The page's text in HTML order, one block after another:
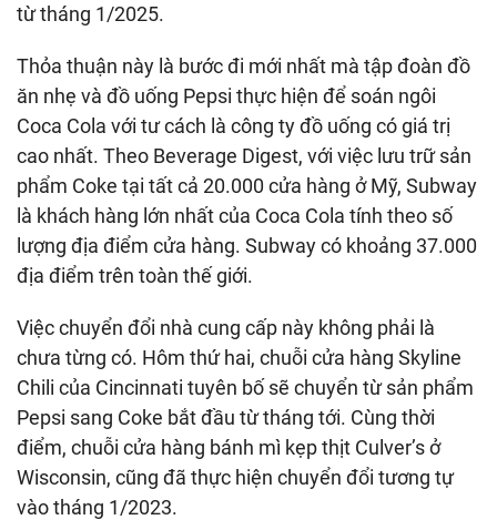
từ tháng 1/2025.
Thỏa thuận này là bước đi mới nhất mà tập đoàn đồ
ăn nhẹ và đồ uống Pepsi thực hiện để soán ngôi
Coca Cola với tư cách là công ty đồ uống có giá trị
cao nhất. Theo Beverage Digest, với việc lưu trữ sản
phẩm Coke tại tất cả 20.000 cửa hàng ở Mỹ, Subway
là khách hàng lớn nhất của Coca Cola tính theo số
lượng địa điểm cửa hàng. Subway có khoảng 37.000
địa điểm trên toàn thế giới.
Việc chuyển đổi nhà cung cấp này không phải là
chưa từng có. Hôm thứ hai, chuỗi cửa hàng Skyline
Chili của Cincinnati tuyên bố sẽ chuyển từ sản phẩm
Pepsi sang Coke bắt đầu từ tháng tới. Cùng thời
điểm, chuỗi cửa hàng bánh mì kẹp thịt Culver’s ở
Wisconsin, cũng đã thực hiện chuyển đổi tương tự
vào tháng 1/2023.